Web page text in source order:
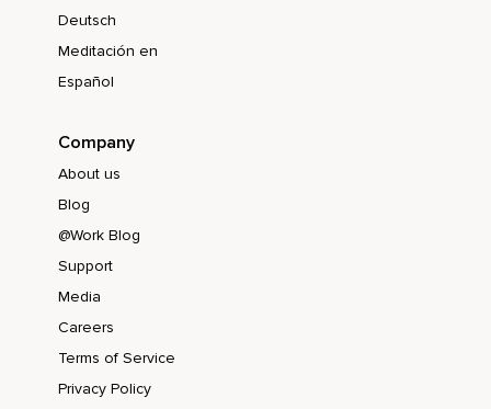
C'est très bien pour démarrer.
Mais très vite,
Il faudra remplacer ça par une certaine compréhension,
Une réalisation dans votre expérience,
Mais aussi une compréhension de pourquoi la méditation
Qu'est-ce que ça veut dire pour vous,
Méditer ?
Ça doit évoluer avec le temps,
Deutsch
Meditación en
Español
Company
About us
Blog
@Work Blog
Support
Media
Careers
Terms of Service
Privacy Policy